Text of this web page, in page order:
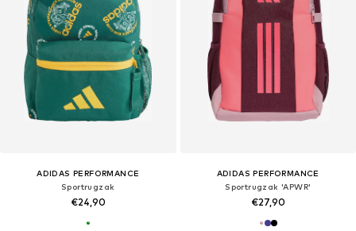
ADIDAS PERFORMANCE
Sportrugzak
€24,90
ADIDAS PERFORMANCE
Sportrugzak 'APWR'
€27,90